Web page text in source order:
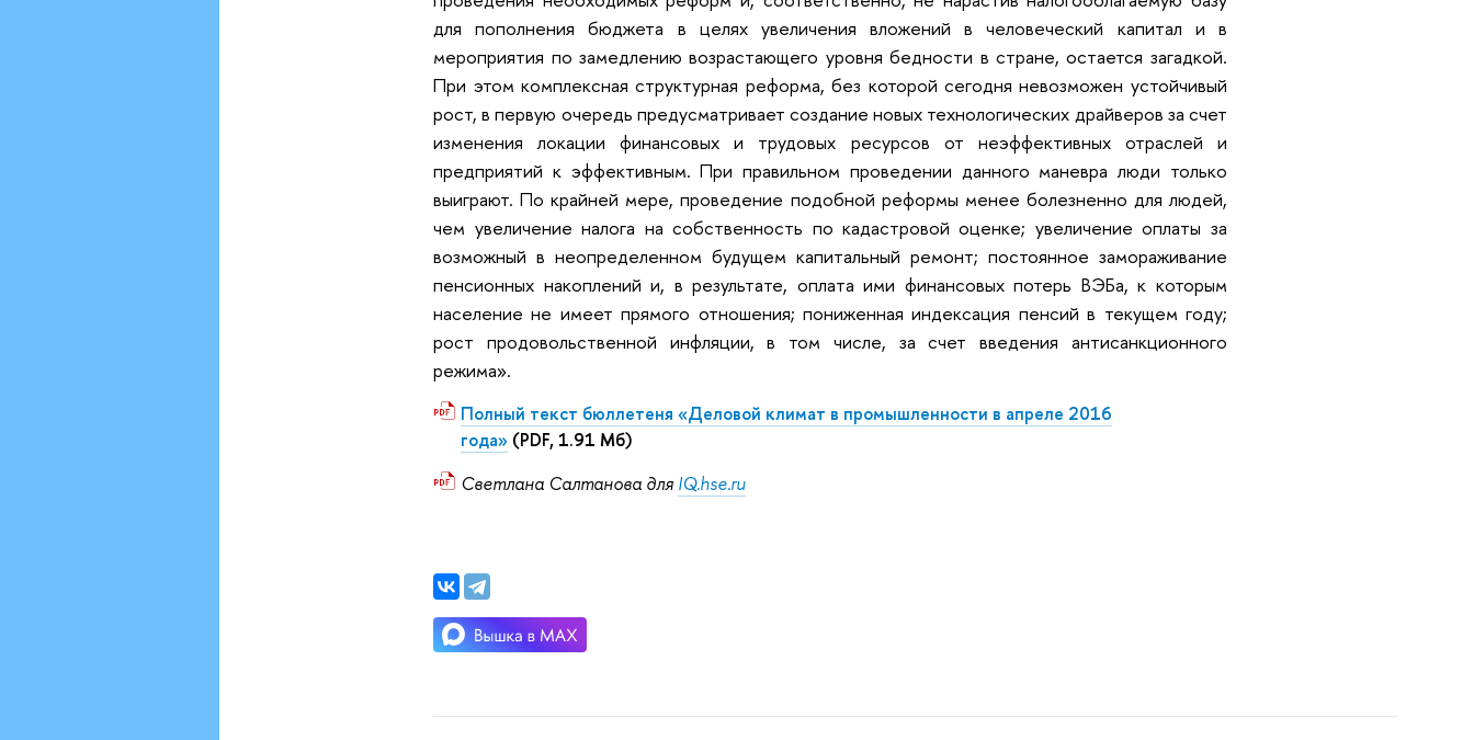
для пополнения бюджета в целях увеличения вложений в человеческий капитал и в
мероприятия по замедлению возрастающего уровня бедности в стране, остается загадкой.
При этом комплексная структурная реформа, без которой сегодня невозможен устойчивый
рост, в первую очередь предусматривает создание новых технологических драйверов за счет
изменения локации финансовых и трудовых ресурсов от неэффективных отраслей и
предприятий к эффективным. При правильном проведении данного маневра люди только
выиграют. По крайней мере, проведение подобной реформы менее болезненно для людей,
чем увеличение налога на собственность по кадастровой оценке; увеличение оплаты за
возможный в неопределенном будущем капитальный ремонт; постоянное замораживание
пенсионных накоплений и, в результате, оплата ими финансовых потерь ВЭБа, к которым
население не имеет прямого отношения; пониженная индексация пенсий в текущем году;
рост продовольственной инфляции, в том числе, за счет введения антисанкционного
режима».
Полный текст бюллетеня «Деловой климат в промышленности в апреле 2016
года» (PDF, 1.91 Мб)
Светлана Салтанова для IQ.hse.ru